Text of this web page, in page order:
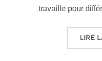
travaille pour
LIRE